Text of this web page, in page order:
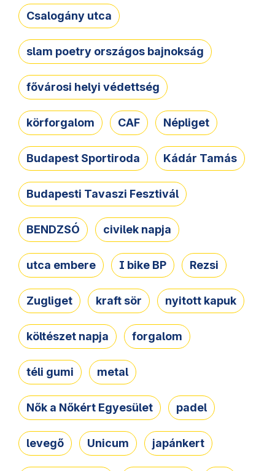
Csalogány utca
slam poetry országos bajnokság
fővárosi helyi védettség
körforgalom CAF Népliget
Budapest Sportiroda Kádár Tamás
Budapesti Tavaszi Fesztivál
BENDZSÓ civilek napja
utca embere I bike BP Rezsi
Zugliget kraft sör nyitott kapuk
költészet napja forgalom
téli gumi metal
Nők a Nőkért Egyesület padel
levegő Unicum japánkert